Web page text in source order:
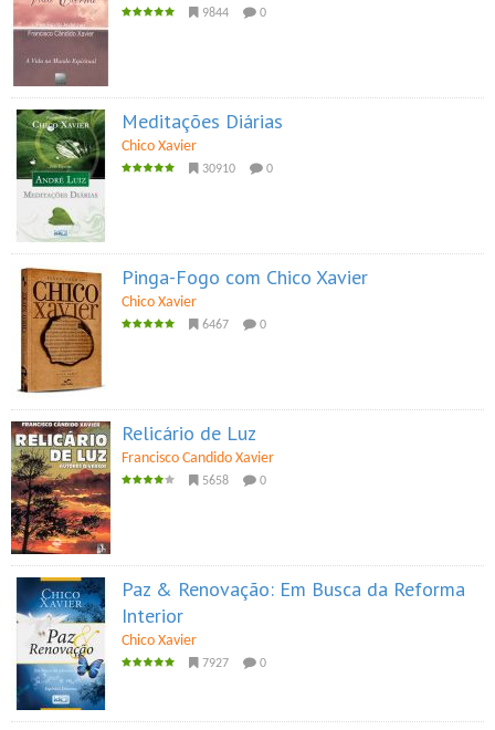
9844 0
Meditações Diárias
Chico Xavier
30910 0
Pinga-Fogo com Chico Xavier
Chico Xavier
6467 0
Relicário de Luz
Francisco Candido Xavier
5658 0
Paz & Renovação: Em Busca da Reforma
Interior
Chico Xavier
7927 0